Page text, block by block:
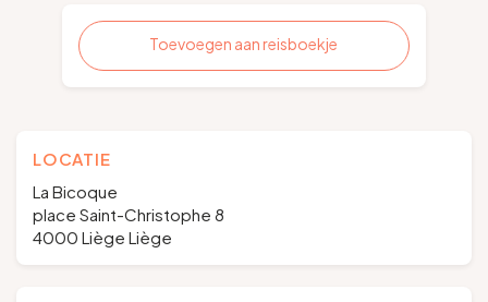
Toevoegen aan reisboekje
LOCATIE
La Bicoque
place Saint-Christophe 8
4000 Liège Liège